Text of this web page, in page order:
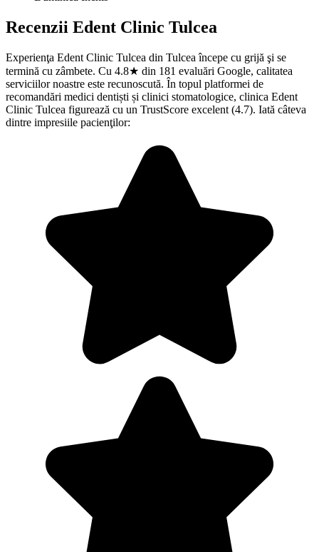
Recenzii Edent Clinic Tulcea
Experienţa Edent Clinic Tulcea din Tulcea începe cu grijă şi se
termină cu zâmbete. Cu 4.8★ din 181 evaluări Google, calitatea
serviciilor noastre este recunoscută. În topul platformei de
recomandări medici dentiști și clinici stomatologice, clinica Edent
Clinic Tulcea figurează cu un TrustScore excelent (4.7). Iată câteva
dintre impresiile pacienţilor: